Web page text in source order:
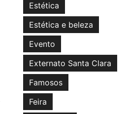
Estética
Estética e beleza
Evento
Externato Santa Clara
Famosos
Feira